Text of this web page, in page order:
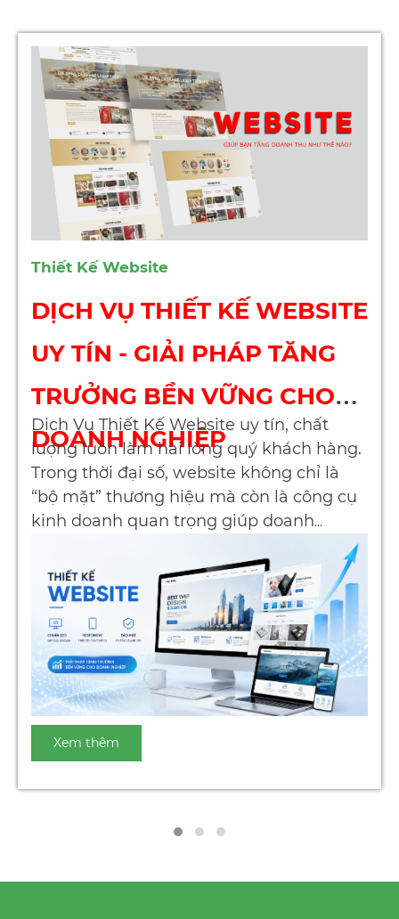
Thiết Kế Website
DỊCH VỤ THIẾT KẾ WEBSITE
UY TÍN - GIẢI PHÁP TĂNG
TRƯỞNG BỀN VỮNG CHO
DOANH NGHIỆP
Dịch Vụ Thiết Kế Website uy tín, chất
lượng luôn làm hài lòng quý khách hàng.
Trong thời đại số, website không chỉ là
“bộ mặt” thương hiệu mà còn là công cụ
kinh doanh quan trọng giúp doanh
nghiệp tiếp cận khách hàng và gia tăng
doanh thu. Vì vậy, lựa chọn mộtdịch vụ
thiết kế website uy tín, chất lượnglà
bước đi chiến lược quyết định sự thành
công lâu dài.
Xem thêm